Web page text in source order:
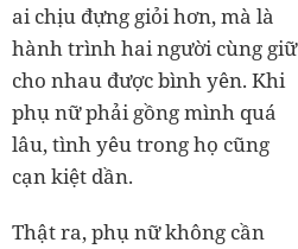
ai chịu đựng giỏi hơn, mà là
hành trình hai người cùng giữ
cho nhau được bình yên. Khi
phụ nữ phải gồng mình quá
lâu, tình yêu trong họ cũng
cạn kiệt dần.
Thật ra, phụ nữ không cần